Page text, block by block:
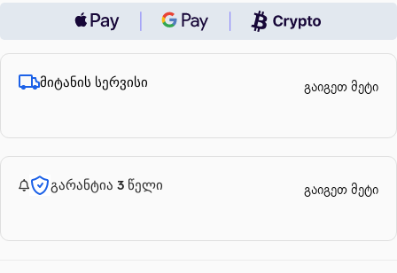
მიტანის სერვისი გაიგეთ მეტი
გარანტია 3 წელი გაიგეთ მეტი